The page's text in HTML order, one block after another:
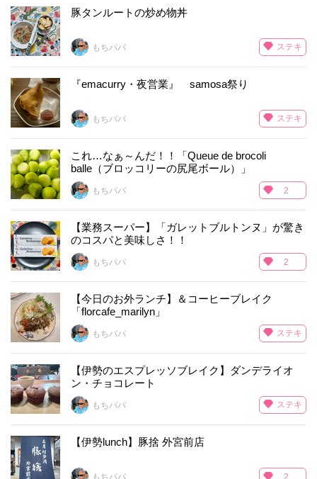
豚タンルートの炒め物丼
もちパパ ステキ
『emacurry・夜営業』 samosa祭り
もちパパ ステキ
これ…なぁ～んだ！！「Queue de brocoli
balle（ブロッコリーの尻尾ボール）」
もちパパ 2
【業務スーパー】「ガレットブルトンヌ」が驚き
のコスパと美味しさ！！
もちパパ 2
【今日のお外ランチ】＆コーヒーブレイク
「florcafe_marilyn」
もちパパ ステキ
【伊勢のエスプレッソブレイク】ダンデライオ
ン・チョコレート
もちパパ ステキ
【伊勢lunch】豚捨 外宮前店
もちパパ 2